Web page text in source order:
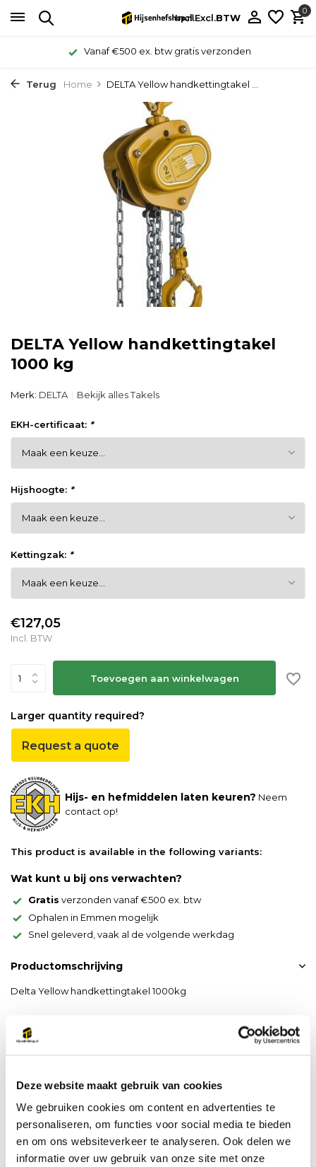
Deze website maakt gebruik van cookies
We gebruiken cookies om content en advertenties te
personaliseren, om functies voor social media te bieden
en om ons websiteverkeer te analyseren. Ook delen we
informatie over uw gebruik van onze site met onze
Incl.Excl.BTW
0
Vanaf €500 ex. btw gratis verzonden
Terug Home DELTA Yellow handkettingtakel ...
DELTA Yellow handkettingtakel
1000 kg
Merk: DELTA Bekijk alles Takels
EKH-certificaat: *
Hijshoogte: *
Kettingzak: *
€127,05
Incl. BTW
Toevoegen aan winkelwagen
Larger quantity required?
Request a quote
Hijs- en hefmiddelen laten keuren? Neem
contact op!
This product is available in the following variants:
Wat kunt u bij ons verwachten?
Gratis verzonden vanaf €500 ex. btw
Ophalen in Emmen mogelijk
Snel geleverd, vaak al de volgende werkdag
Productomschrijving
Delta Yellow handkettingtakel 1000kg
Deze takel is van basis kwaliteit, zeer geschikt om af en toe
mee te hijsen, bijvoorbeeld voor gebruik servicemonteur
Sterk stalen frame en tandwiel kast voor lange levensduur.